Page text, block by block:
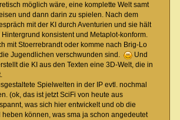
Schnapp dir das Buch und renn' zu Meister
in der Bibliothek
aufgeschlagene Buch mit der Karte und
erreichst, siehst du Meister Rahven auf
Augen weiten sich, als er dich sieht.
Kopf.
Bewegung schleudert sie Rahven zur Seite,
möglich wäre, eine komplette Welt samt
und dann darin zu spielen. Nach dem
mit der KI durch Aventurien und sie hält
konsistent und Metaplot-konform.
mit Stoerrebrandt oder komme nach Brig-Lo
Jugendlichen verschwunden sind.
Und
die KI aus den Texten eine 3D-Welt, die in
Spielwelten in der IP evtl. nochmal
(ok, das ist jetzt SciFi von heute aus
was sich hier entwickelt und ob die
können, was sma ja schon angedeutet